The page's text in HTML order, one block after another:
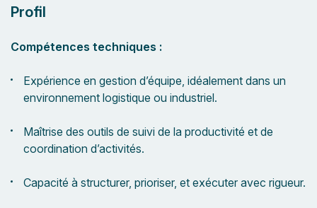
Profil
Compétences techniques :
Expérience en gestion d’équipe, idéalement dans un
environnement logistique ou industriel.
Maîtrise des outils de suivi de la productivité et de
coordination d’activités.
Capacité à structurer, prioriser, et exécuter avec rigueur.